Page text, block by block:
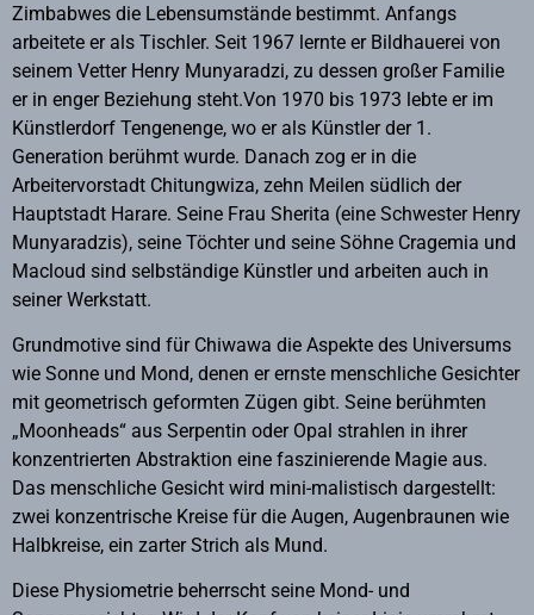
Zimbabwes die Lebensumstände bestimmt. Anfangs
arbeitete er als Tischler. Seit 1967 lernte er Bildhauerei von
seinem Vetter Henry Munyaradzi, zu dessen großer Familie
er in enger Beziehung steht.Von 1970 bis 1973 lebte er im
Künstlerdorf Tengenenge, wo er als Künstler der 1.
Generation berühmt wurde. Danach zog er in die
Arbeitervorstadt Chitungwiza, zehn Meilen südlich der
Hauptstadt Harare. Seine Frau Sherita (eine Schwester Henry
Munyaradzis), seine Töchter und seine Söhne Cragemia und
Macloud sind selbständige Künstler und arbeiten auch in
seiner Werkstatt.
Grundmotive sind für Chiwawa die Aspekte des Universums
wie Sonne und Mond, denen er ernste menschliche Gesichter
mit geometrisch geformten Zügen gibt. Seine berühmten
„Moonheads“ aus Serpentin oder Opal strahlen in ihrer
konzentrierten Abstraktion eine faszinierende Magie aus.
Das menschliche Gesicht wird mini-malistisch dargestellt:
zwei konzentrische Kreise für die Augen, Augenbraunen wie
Halbkreise, ein zarter Strich als Mund.
Diese Physiometrie beherrscht seine Mond- und